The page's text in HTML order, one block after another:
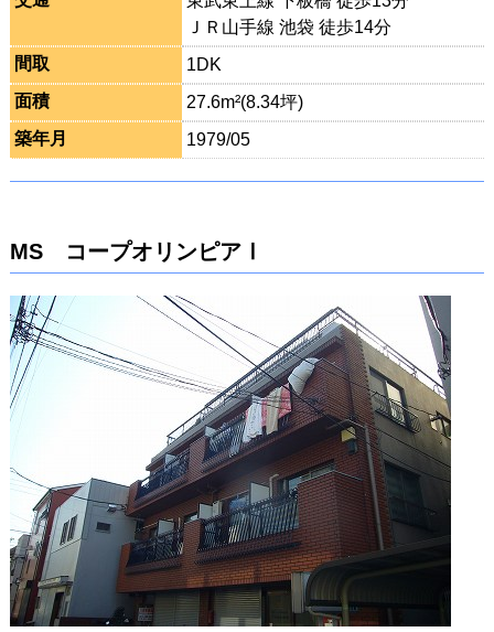
ＪＲ山手線 池袋 徒歩14分
間取
1DK
面積
27.6m²(8.34坪)
築年月
1979/05
MS コープオリンピアⅠ